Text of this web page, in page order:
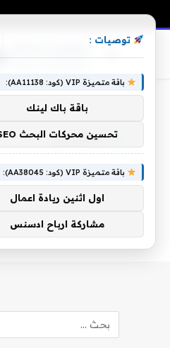
السماري
توصيات :
باقة متميزة VIP (كود: AA11138):
باقة باك لينك
تحسين محركات البحث SEO
باقة متميزة VIP (كود: AA38045):
اول اثنين ريادة اعمال
مشاركة ارباح ادسنس